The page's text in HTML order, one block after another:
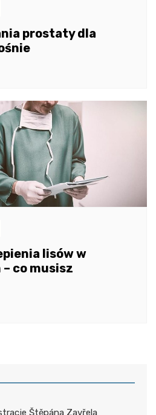
prostaty dla
lisów w
co musisz
Štěpána Zavřela